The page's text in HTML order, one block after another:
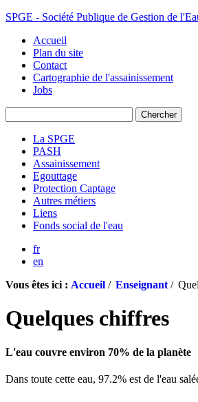
SPGE - Société Publique de Gestion de
Accueil
Plan du site
Contact
Cartographie de l'assainissement
Jobs
La SPGE
PASH
Assainissement
Egouttage
Protection Captage
Autres métiers
Liens
Fonds social de l'eau
fr
en
Vous êtes ici : Accueil / Enseignant /
Quelques chiffres
L'eau couvre environ 70% de la planète
Dans toute cette eau, 97.2% est de l'eau